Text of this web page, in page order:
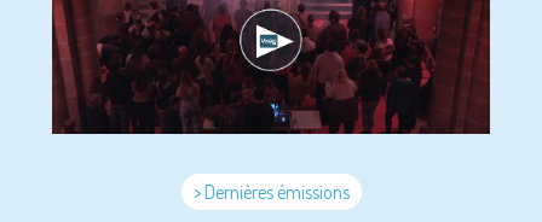
> Dernières émissions